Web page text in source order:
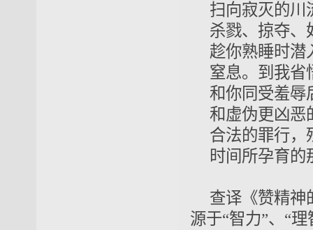
扫向寂灭的川
杀戮、掠夺、
趁你熟睡时潜
窒息。到我省
和你同受羞辱
和虚伪更凶恶
合法的罪行，
时间所孕育的
查译《赞精神
源于“智力”、“